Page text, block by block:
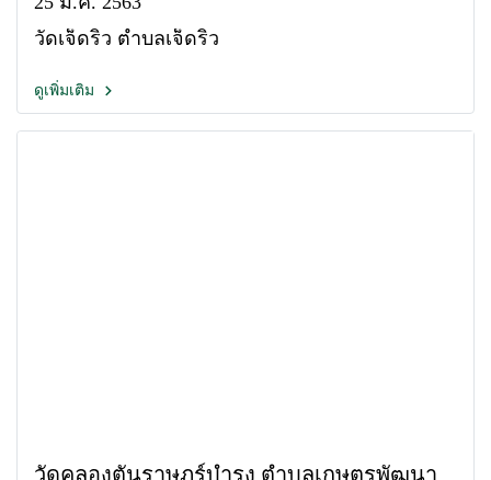
วัดเจ็ดริ้ว ตำบลเจ็ดริ้ว
ดูเพิ่มเติม